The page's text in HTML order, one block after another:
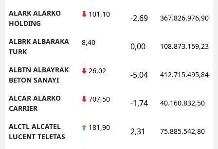
ALARK ALARKO
HOLDING
101,10 -2,69 367.826.976,90
ALBRK ALBARAKA
TURK
8,40 0,00 108.873.159,23
ALBTN ALBAYRAK
BETON SANAYI
26,02 -5,04 412.715.495,84
ALCAR ALARKO
CARRIER
707,50 -1,74 40.160.832,50
ALCTL ALCATEL
LUCENT TELETAS
181,90 2,31 75.885.542,80